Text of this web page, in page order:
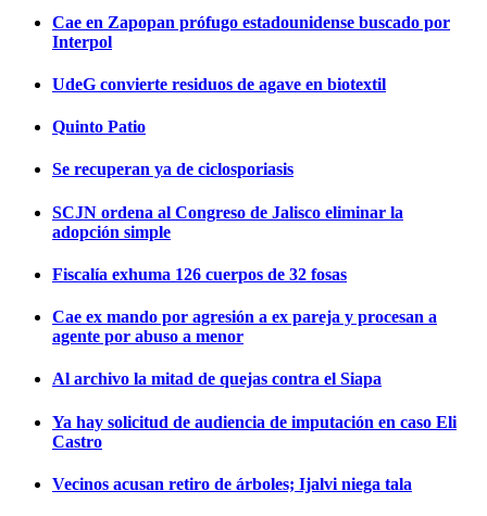
Cae en Zapopan prófugo estadounidense buscado por
Interpol
UdeG convierte residuos de agave en biotextil
Quinto Patio
Se recuperan ya de ciclosporiasis
SCJN ordena al Congreso de Jalisco eliminar la
adopción simple
Fiscalía exhuma 126 cuerpos de 32 fosas
Cae ex mando por agresión a ex pareja y procesan a
agente por abuso a menor
Al archivo la mitad de quejas contra el Siapa
Ya hay solicitud de audiencia de imputación en caso Eli
Castro
Vecinos acusan retiro de árboles; Ijalvi niega tala